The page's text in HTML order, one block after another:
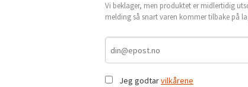
Vi beklager, men produktet er midlertidig
melding så snart varen kommer tilbake på
Jeg godtarvilkårene